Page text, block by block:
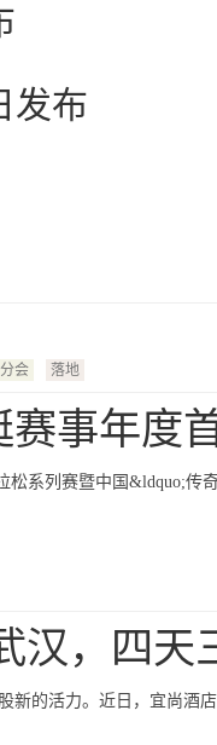
发布
分会 落地
赛事年度
松系列赛暨中国&ldquo;
汉，四天
新的活力。近日，宜尚酒